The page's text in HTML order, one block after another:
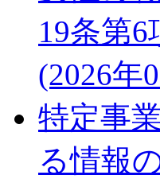
19条第
(2026年
特定事
る情報